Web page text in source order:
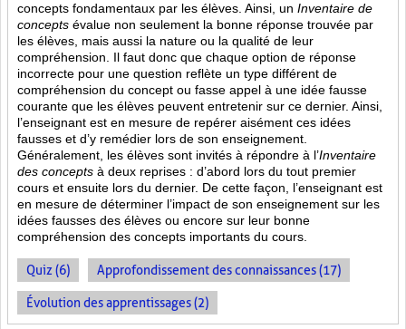
concepts fondamentaux par les élèves. Ainsi, un Inventaire de
concepts évalue non seulement la bonne réponse trouvée par
les élèves, mais aussi la nature ou la qualité de leur
compréhension. Il faut donc que chaque option de réponse
incorrecte pour une question reflète un type différent de
compréhension du concept ou fasse appel à une idée fausse
courante que les élèves peuvent entretenir sur ce dernier. Ainsi,
l’enseignant est en mesure de repérer aisément ces idées
fausses et d’y remédier lors de son enseignement.
Généralement, les élèves sont invités à répondre à l’Inventaire
des concepts à deux reprises : d’abord lors du tout premier
cours et ensuite lors du dernier. De cette façon, l’enseignant est
en mesure de déterminer l’impact de son enseignement sur les
idées fausses des élèves ou encore sur leur bonne
compréhension des concepts importants du cours.
Quiz (6) Approfondissement des connaissances (17)
Évolution des apprentissages (2)